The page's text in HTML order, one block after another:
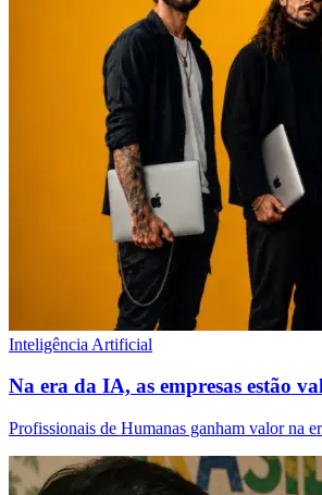
Inteligência Artificial
Na era da IA, as empresas estão
Profissionais de Humanas ganham valor na